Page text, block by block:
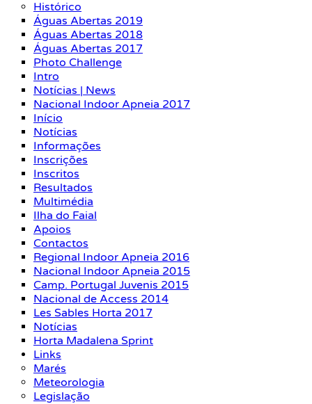
Histórico
Águas Abertas 2019
Águas Abertas 2018
Águas Abertas 2017
Photo Challenge
Intro
Notícias | News
Nacional Indoor Apneia 2017
Início
Notícias
Informações
Inscrições
Inscritos
Resultados
Multimédia
Ilha do Faial
Apoios
Contactos
Regional Indoor Apneia 2016
Nacional Indoor Apneia 2015
Camp. Portugal Juvenis 2015
Nacional de Access 2014
Les Sables Horta 2017
Notícias
Horta Madalena Sprint
Links
Marés
Meteorologia
Legislação